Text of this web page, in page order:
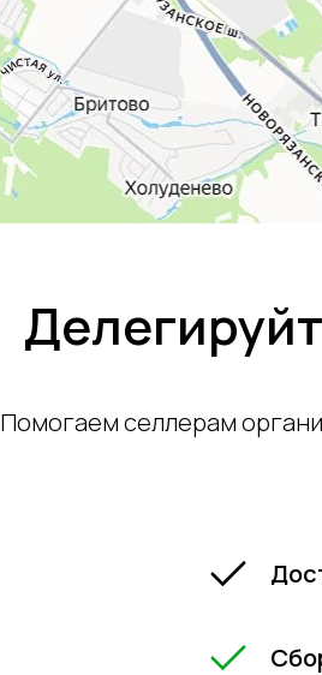
Помогаем селлерам